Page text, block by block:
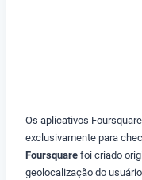
Os aplicativos
exclusivamente para
Foursquare foi criado
geolocalização do